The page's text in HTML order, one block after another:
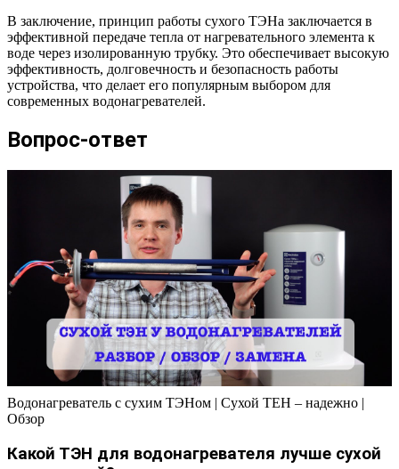
В заключение, принцип работы сухого ТЭНа заключается в
эффективной передаче тепла от нагревательного элемента к
воде через изолированную трубку. Это обеспечивает высокую
эффективность, долговечность и безопасность работы
устройства, что делает его популярным выбором для
современных водонагревателей.
Вопрос-ответ
Водонагреватель с сухим ТЭНом | Сухой ТЕН – надежно |
Обзор
Какой ТЭН для водонагревателя лучше сухой